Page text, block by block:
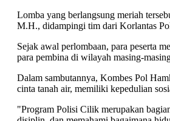
Lomba yang berlangsung meriah
M.H., didampingi tim dari Korlantas
Sejak awal perlombaan, para peserta
para pembina di wilayah masing-
Dalam sambutannya, Kombes Pol
cinta tanah air, memiliki kepedulian
"Program Polisi Cilik merupakan